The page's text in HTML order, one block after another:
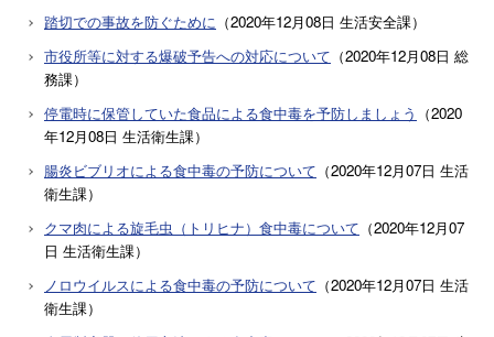
踏切での事故を防ぐために （2020年12月08日 生活安全課）
市役所等に対する爆破予告への対応について （2020年12月08日 総
務課）
停電時に保管していた食品による食中毒を予防しましょう （2020
年12月08日 生活衛生課）
腸炎ビブリオによる食中毒の予防について （2020年12月07日 生活
衛生課）
クマ肉による旋毛虫（トリヒナ）食中毒について （2020年12月07
日 生活衛生課）
ノロウイルスによる食中毒の予防について （2020年12月07日 生活
衛生課）